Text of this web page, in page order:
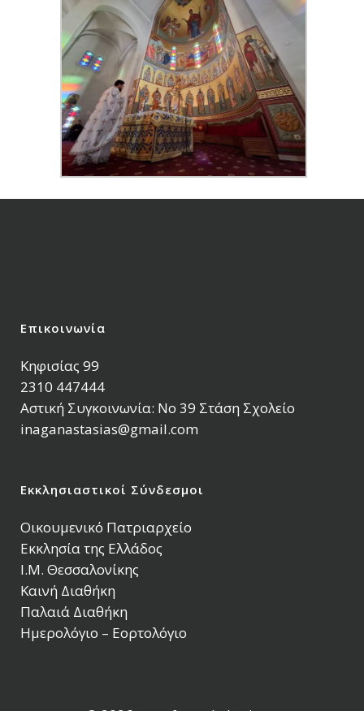
Επικοινωνία
Κηφισίας 99
2310 447444
Αστική Συγκοινωνία: Νο 39 Στάση Σχολείο
inaganastasias@gmail.com
Εκκλησιαστικοί Σύνδεσμοι
Οικουμενικό Πατριαρχείο
Εκκλησία της Ελλάδος
Ι.Μ. Θεσσαλονίκης
Καινή Διαθήκη
Παλαιά Διαθήκη
Ημερολόγιο – Εορτολόγιο